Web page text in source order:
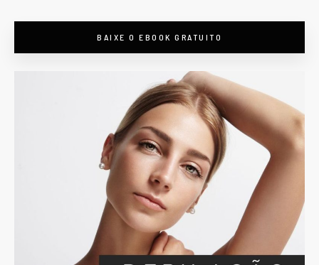
BAIXE O EBOOK GRATUITO